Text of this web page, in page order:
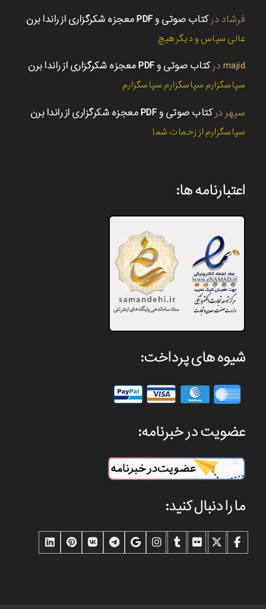
فرشاد درکتاب صوتی و PDF معجزه شکرگزاری از راندا برن
عالی سپاس و دیگر هیچ
majid درکتاب صوتی و PDF معجزه شکرگزاری از راندا برن
سپاسگزارم سپاسگزارم سپاسگزارم
سپهر درکتاب صوتی و PDF معجزه شکرگزاری از راندا برن
سپاسگزارم از زحمات شما
اعتبارنامه ها:
شیوه های پرداخت:
عضویت در خبرنامه:
ما را دنبال کنید: